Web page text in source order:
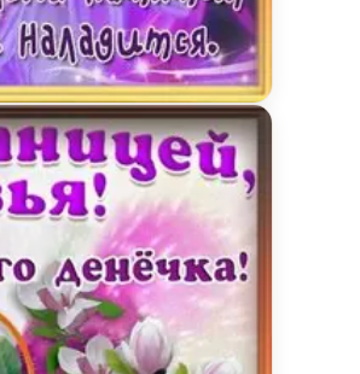
цветами и пожеланием